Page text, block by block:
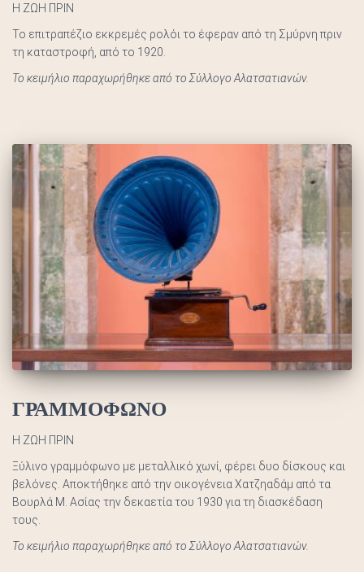
Η ΖΩΗ ΠΡΙΝ
Το επιτραπέζιο εκκρεμές ρολόι το έφεραν από τη Σμύρνη πριν
τη καταστροφή, από το 1920.
Το κειμήλιο παραχωρήθηκε από το Σύλλογο Αλατσατιανών.
ΓΡΑΜΜΟΦΩΝΟ
Η ΖΩΗ ΠΡΙΝ
Ξύλινο γραμμόφωνο με μεταλλικό χωνί, φέρει δυο δίσκους και
βελόνες. Αποκτήθηκε από την οικογένεια Χατζηαδάμ από τα
Βουρλά Μ. Ασίας την δεκαετία του 1930 για τη διασκέδαση
τους.
Το κειμήλιο παραχωρήθηκε από το Σύλλογο Αλατσατιανών.